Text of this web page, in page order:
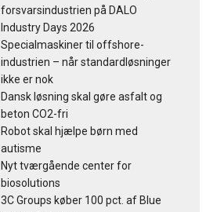
forsvarsindustrien på DALO
Industry Days 2026
Specialmaskiner til offshore-
industrien – når standardløsninger
ikke er nok
Dansk løsning skal gøre asfalt og
beton CO2-fri
Robot skal hjælpe børn med
autisme
Nyt tværgående center for
biosolutions
3C Groups køber 100 pct. af Blue